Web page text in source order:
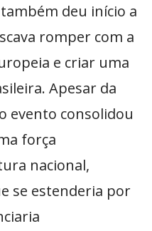
deu início a
romper com a
e criar uma
Apesar da
evento consolidou
força
nacional,
se estenderia por